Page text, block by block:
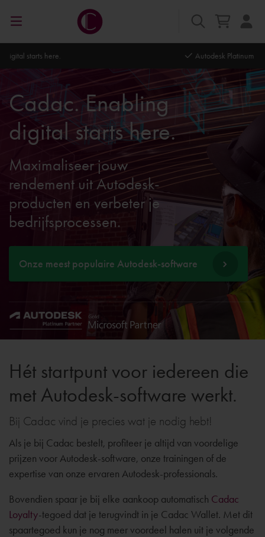
Autodesk Platinum Partner
Cadac. Enabling
digital starts here.
Maximaliseer jouw
rendement uit Autodesk-
producten en verbeter je
bedrijfsprocessen.
Onze meest populaire Autodesk-software
Hét startpunt voor iedereen die
met Autodesk-software werkt.
Bij Cadac vind je precies wat je nodig hebt!
Als je bij Cadac bestelt, profiteer je altijd van voordelige
prijzen voor Autodesk-software, onze trainingen of de
expertise van onze ervaren Autodesk-professionals.
Bovendien spaar je bij elke aankoop automatisch Cadac
Loyalty-tegoed dat je terugvindt in je Cadac Wallet. Met dit
spaartegoed kun je nog meer voordeel halen uit je volgende